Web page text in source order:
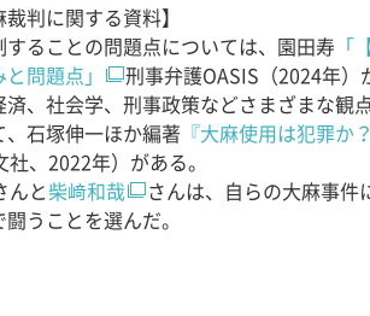
判に関する資料】
することの問題点については、園田寿
問題点」
刑事弁護OASIS（2024年）
済、社会学、刑事政策などさまざまな観
石塚伸一ほか編著 『大麻使用は犯罪
社、2022年）がある。
んと柴﨑和哉
さんは、自らの大麻事件
うことを選んだ。